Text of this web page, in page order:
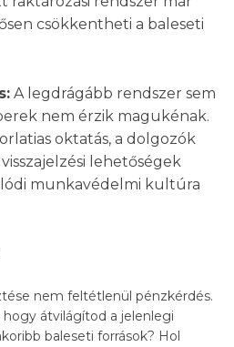
csökkentheti a baleseti
A legdrágább rendszer sem
nem érzik magukénak.
oktatás, a dolgozók
lehetőségek
munkavédelmi kultúra
nem feltétlenül pénzkérdés.
hogy átvilágítod a jelenlegi
baleseti források? Hol